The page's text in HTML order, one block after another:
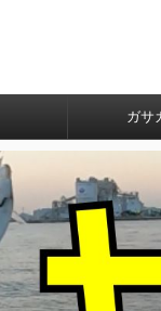
ガサ